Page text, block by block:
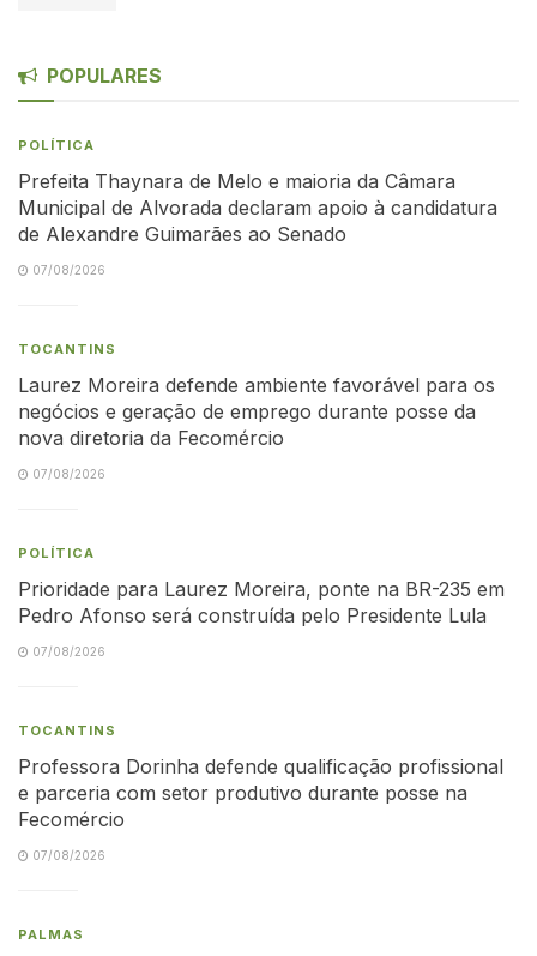
POPULARES
POLÍTICA
Prefeita Thaynara de Melo e maioria da Câmara
Municipal de Alvorada declaram apoio à candidatura
de Alexandre Guimarães ao Senado
07/08/2026
TOCANTINS
Laurez Moreira defende ambiente favorável para os
negócios e geração de emprego durante posse da
nova diretoria da Fecomércio
07/08/2026
POLÍTICA
Prioridade para Laurez Moreira, ponte na BR-235 em
Pedro Afonso será construída pelo Presidente Lula
07/08/2026
TOCANTINS
Professora Dorinha defende qualificação profissional
e parceria com setor produtivo durante posse na
Fecomércio
07/08/2026
PALMAS